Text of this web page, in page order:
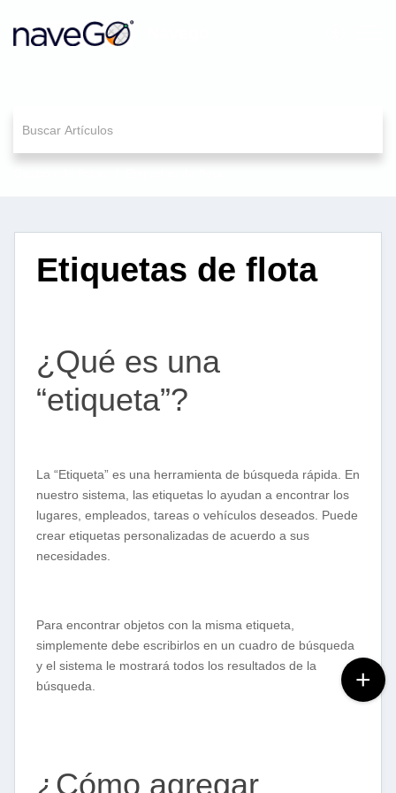
Etiquetas de flota
¿Qué es una
“etiqueta”?
La “Etiqueta” es una herramienta de búsqueda rápida. En
nuestro sistema, las etiquetas lo ayudan a encontrar los
lugares, empleados, tareas o vehículos deseados. Puede
crear etiquetas personalizadas de acuerdo a sus
necesidades.
Para encontrar objetos con la misma etiqueta,
simplemente debe escribirlos en un cuadro de búsqueda
y el sistema le mostrará todos los resultados de la
búsqueda.
¿Cómo agregar